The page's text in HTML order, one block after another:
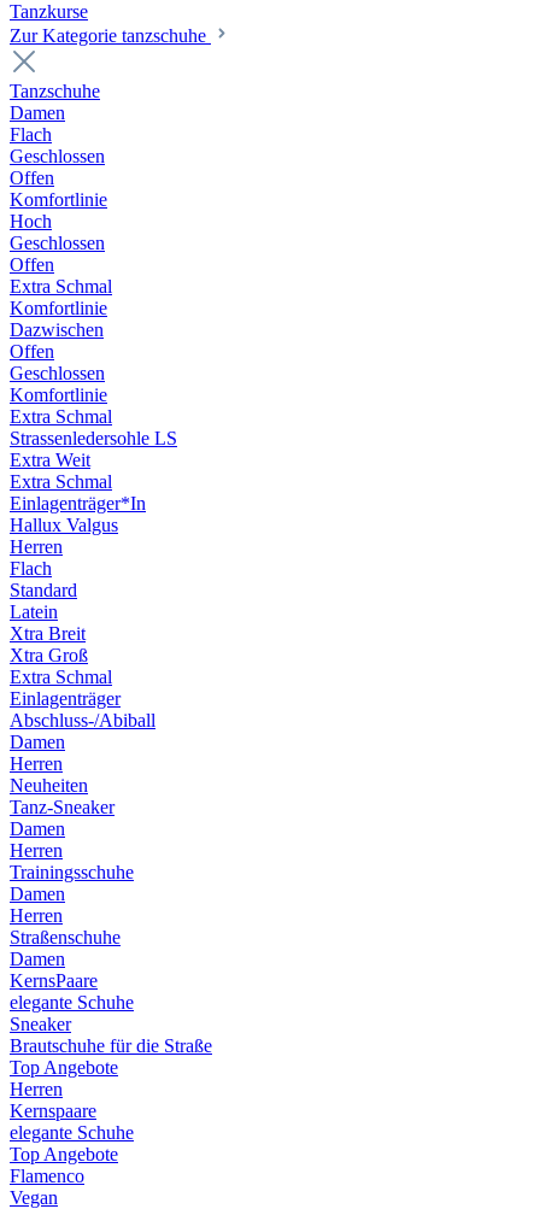
Tanzkurse
Zur Kategorie tanzschuhe
Tanzschuhe
Damen
Flach
Geschlossen
Offen
Komfortlinie
Hoch
Geschlossen
Offen
Extra Schmal
Komfortlinie
Dazwischen
Offen
Geschlossen
Komfortlinie
Extra Schmal
Strassenledersohle LS
Extra Weit
Extra Schmal
Einlagenträger*In
Hallux Valgus
Herren
Flach
Standard
Latein
Xtra Breit
Xtra Groß
Extra Schmal
Einlagenträger
Abschluss-/Abiball
Damen
Herren
Neuheiten
Tanz-Sneaker
Damen
Herren
Trainingsschuhe
Damen
Herren
Straßenschuhe
Damen
KernsPaare
elegante Schuhe
Sneaker
Brautschuhe für die Straße
Top Angebote
Herren
Kernspaare
elegante Schuhe
Top Angebote
Flamenco
Vegan